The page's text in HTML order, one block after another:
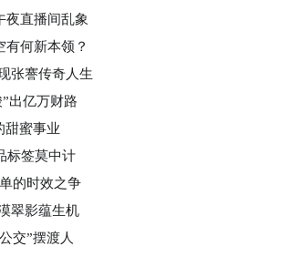
夜直播间乱象
有何新本领？
张謇传奇人生
出亿万财路
甜蜜事业
标签莫中计
的时效之争
翠影蕴生机
交”摆渡人